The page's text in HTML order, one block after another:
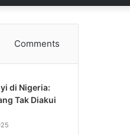
Comments
di Nigeria:
Tak Diakui